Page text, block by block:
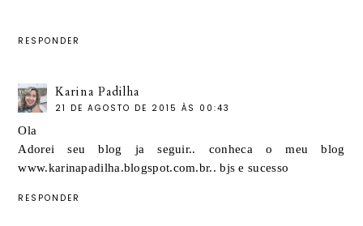
RESPONDER
Karina Padilha
21 DE AGOSTO DE 2015 ÀS 00:43
Ola
Adorei seu blog ja seguir.. conheca o meu blog
www.karinapadilha.blogspot.com.br.. bjs e sucesso
RESPONDER